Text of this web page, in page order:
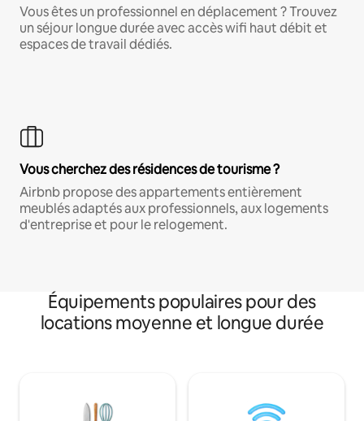
Vous êtes un professionnel en déplacement ? Trouvez
un séjour longue durée avec accès wifi haut débit et
espaces de travail dédiés.
Vous cherchez des résidences de tourisme ?
Airbnb propose des appartements entièrement
meublés adaptés aux professionnels, aux logements
d'entreprise et pour le relogement.
Équipements populaires pour des
locations moyenne et longue durée